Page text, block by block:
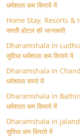
धर्मशाला कम किराये में
Home Stay, Resorts &
सस्ती होटल की जानकारी
Dharamshala in
सुविधा धर्मशाला कम किराये में
Dharamshala in
धर्मशाला सस्ते में
Dharamshala in Bathinda
धर्मशाला कम किराये में
Dharamshala in
सुविधा कम किराये में